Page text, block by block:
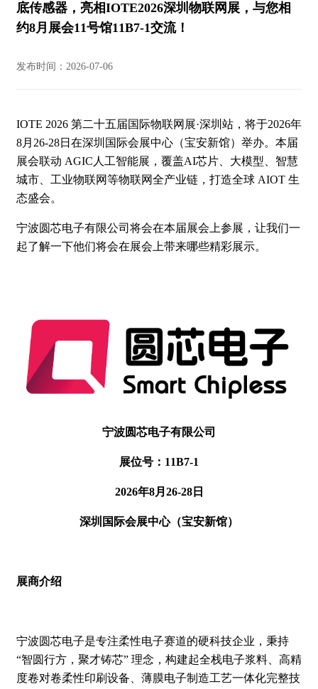
底传感器，亮相IOTE2026深圳物联网展，与您相
约8月展会11号馆11B7-1交流！
发布时间：2026-07-06
IOTE 2026 第二十五届国际物联网展·深圳站，将于2026年
8月26-28日在深圳国际会展中心（宝安新馆）举办。本届
展会联动 AGIC人工智能展，覆盖AI芯片、大模型、智慧
城市、工业物联网等物联网全产业链，打造全球 AIOT 生
态盛会。
宁波圆芯电子有限公司将会在本届展会上参展，让我们一
起了解一下他们将会在展会上带来哪些精彩展示。
宁波圆芯电子有限公司
展位号：11B7-1
2026年8月26-28日
深圳国际会展中心（宝安新馆）
展商介绍
宁波圆芯电子是专注柔性电子赛道的硬科技企业，秉持
“智圆行方，聚才铸芯” 理念，构建起全栈电子浆料、高精
度卷对卷柔性印刷设备、薄膜电子制造工艺一体化完整技